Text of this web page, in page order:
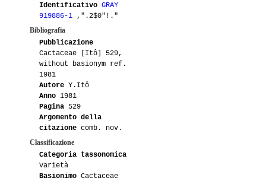
Identificativo GRAY
919886-1 ,".2$0"!."
Bibliografia
Pubblicazione
Cactaceae [Itô] 529,
without basionym ref.
1981
Autore Y.Itô
Anno 1981
Pagina 529
Argomento della
citazione comb. nov.
Classificazione
Categoria tassonomica
Varietà
Basionimo Cactaceae